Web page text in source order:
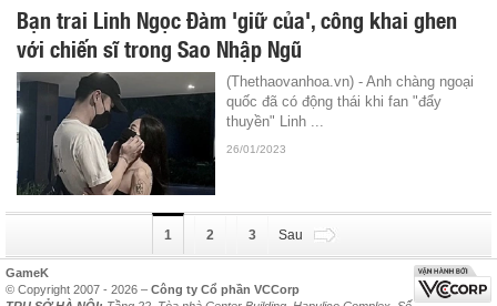
Bạn trai Linh Ngọc Đàm 'giữ của', công khai ghen
với chiến sĩ trong Sao Nhập Ngũ
(Thethaovanhoa.vn) - Anh chàng ngoại
quốc đã có động thái khi fan "đẩy
thuyền" Linh ...
26/01/2023
1 2 3 Sau
GameK
© Copyright 2007 - 2026 – Công ty Cổ phần VCCorp